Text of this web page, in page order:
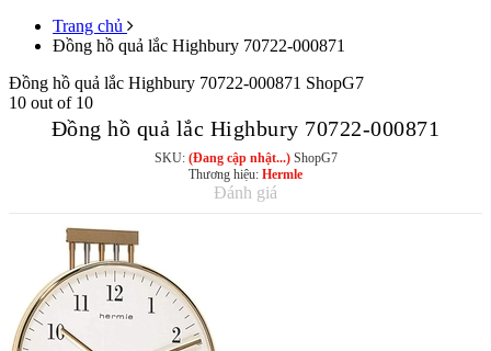
Trang chủ
Đồng hồ quả lắc Highbury 70722-000871
Đồng hồ quả lắc Highbury 70722-000871 ShopG7
10 out of 10
Đồng hồ quả lắc Highbury 70722-000871
SKU: (Đang cập nhật...) ShopG7
Thương hiệu: Hermle
Đánh giá